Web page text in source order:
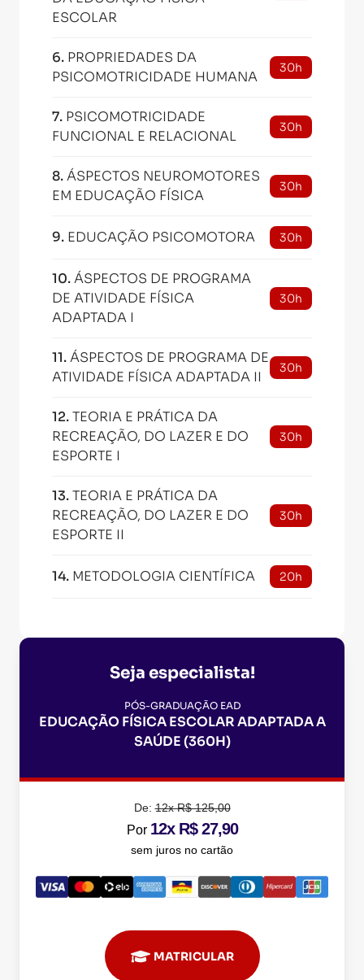
ESCOLAR
6. PROPRIEDADES DA
PSICOMOTRICIDADE HUMANA
30h
7. PSICOMOTRICIDADE
FUNCIONAL E RELACIONAL
30h
8.ÁSPECTOS NEUROMOTORES
EM EDUCAÇÃO FÍSICA
30h
9. EDUCAÇÃO PSICOMOTORA 30h
10.ÁSPECTOS DE PROGRAMA
DE ATIVIDADE FÍSICA
ADAPTADA I
30h
11.ÁSPECTOS DE PROGRAMA DE
ATIVIDADE FÍSICA ADAPTADA II
30h
12.TEORIA E PRÁTICA DA
RECREAÇÃO, DO LAZER E DO
ESPORTE I
30h
13.TEORIA E PRÁTICA DA
RECREAÇÃO, DO LAZER E DO
ESPORTE II
30h
14. METODOLOGIA CIENTÍFICA 20h
Seja especialista!
PÓS-GRADUAÇÃO EAD
EDUCAÇÃO FÍSICA ESCOLAR ADAPTADA A
SAÚDE (360H)
De:12x R$ 125,00
Por 12x R$ 27,90
sem juros no cartão
MATRICULAR